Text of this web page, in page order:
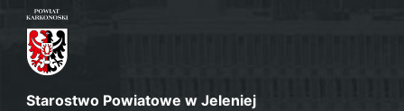
Starostwo Powiatowe w Jeleniej